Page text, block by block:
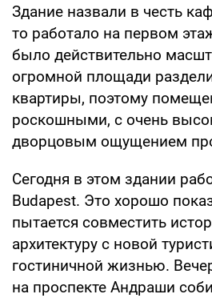
Здание назвали в честь
то работало на первом
было действительно
огромной площади
квартиры, поэтому
роскошными, с очень
дворцовым ощущением
Сегодня в этом здании
Budapest. Это хорошо
пытается совместить
архитектуру с новой
гостиничной жизнью.
на проспекте Андраши